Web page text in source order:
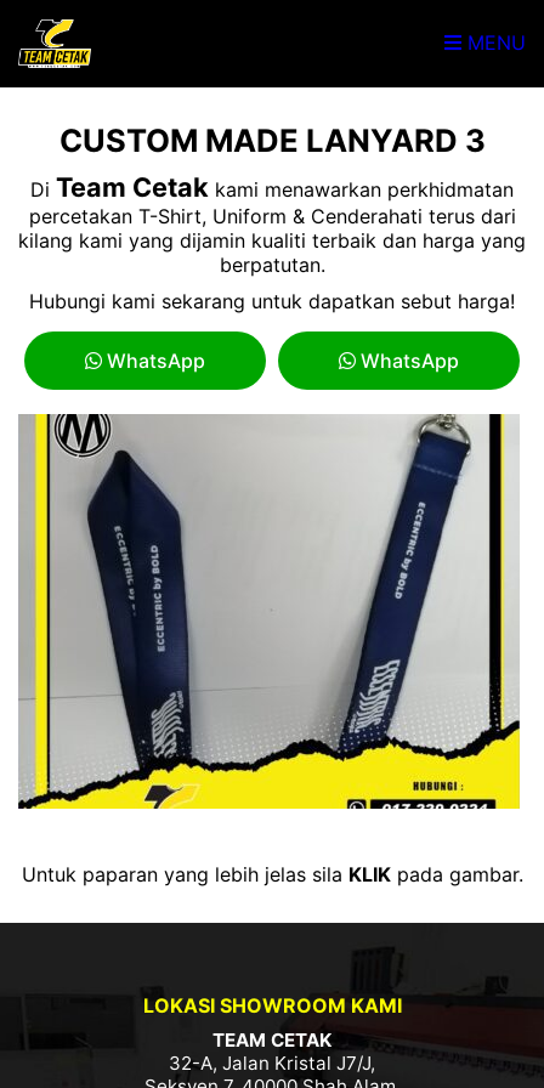
MENU
CUSTOM MADE LANYARD 3
Di Team Cetak kami menawarkan perkhidmatan
percetakan T-Shirt, Uniform & Cenderahati terus dari
kilang kami yang dijamin kualiti terbaik dan harga yang
berpatutan.
Hubungi kami sekarang untuk dapatkan sebut harga!
WhatsApp WhatsApp
Untuk paparan yang lebih jelas sila KLIKpada gambar.
LOKASI SHOWROOM KAMI
TEAM CETAK
32-A, Jalan Kristal J7/J,